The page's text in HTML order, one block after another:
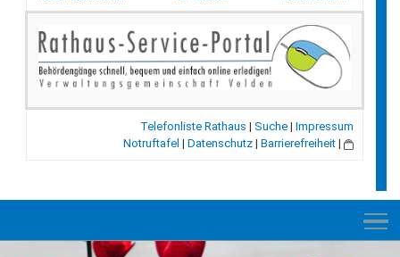
Telefonliste Rathaus | Suche | Impressum
Notruftafel | Datenschutz | Barrierefreiheit |